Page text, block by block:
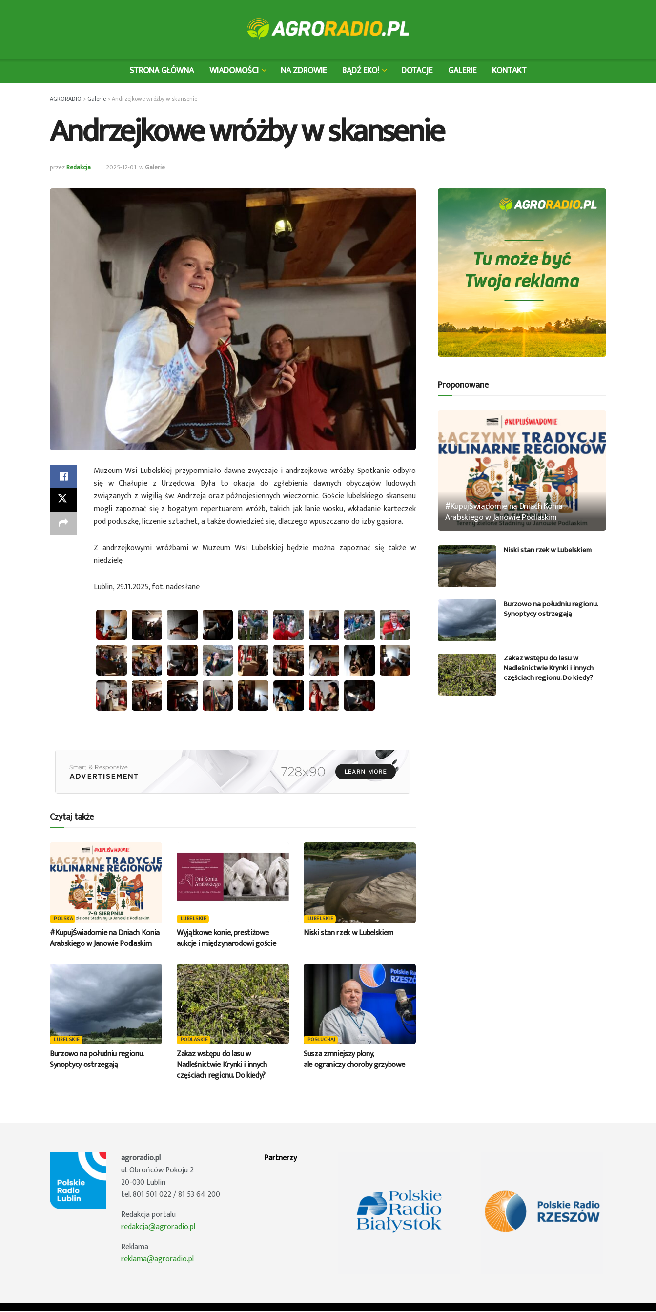
STRONA GŁÓWNA WIADOMOŚCI NA ZDROWIE BĄDŹ EKO! DOTACJE GALERIE KONTAKT
AGRORADIO > Galerie >Andrzejkowe wróżby w skansenie
Andrzejkowe wróżby w skansenie
przezRedakcja 2025-12-01 wGalerie
Muzeum Wsi Lubelskiej przypomniało dawne zwyczaje i andrzejkowe wróżby. Spotkanie odbyło
się w Chałupie z Urzędowa. Była to okazja do zgłębienia dawnych obyczajów ludowych
związanych z wigilią św. Andrzeja oraz późnojesiennych wieczornic. Goście lubelskiego skansenu
mogli zapoznać się z bogatym repertuarem wróżb, takich jak lanie wosku, wkładanie karteczek
pod poduszkę, liczenie sztachet, a także dowiedzieć się, dlaczego wpuszczano do izby gąsiora.
Z andrzejkowymi wróżbami w Muzeum Wsi Lubelskiej będzie można zapoznać się także w
niedzielę.
Lublin, 29.11.2025, fot. nadesłane
Czytaj także
POLSKA
#KupujŚwiadomie na Dniach Konia
Arabskiego w Janowie Podlaskim
LUBELSKIE
Wyjątkowe konie, prestiżowe
aukcje i międzynarodowi goście
LUBELSKIE
Niski stan rzek w Lubelskiem
LUBELSKIE
Burzowo na południu regionu.
Synoptycy ostrzegają
PODLASKIE
Zakaz wstępu do lasu w
Nadleśnictwie Krynki i innych
częściach regionu. Do kiedy?
POSŁUCHAJ
Susza zmniejszy plony,
ale ograniczy choroby grzybowe
Proponowane
#KupujŚwiadomie na Dniach Konia
Arabskiego w Janowie Podlaskim
Niski stan rzek w Lubelskiem
Burzowo na południu regionu.
Synoptycy ostrzegają
Zakaz wstępu do lasu w
Nadleśnictwie Krynki i innych
częściach regionu. Do kiedy?
agroradio.pl
ul. Obrońców Pokoju 2
20-030 Lublin
tel. 801 501 022 / 81 53 64 200
Redakcja portalu
redakcja@agroradio.pl
Reklama
reklama@agroradio.pl
Partnerzy